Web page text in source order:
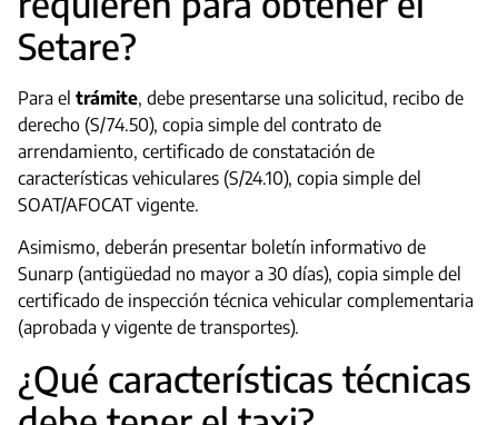
Setare?
Para el trámite, debe presentarse una solicitud, recibo de
derecho (S/74.50), copia simple del contrato de
arrendamiento, certificado de constatación de
características vehiculares (S/24.10), copia simple del
SOAT/AFOCAT vigente.
Asimismo, deberán presentar boletín informativo de
Sunarp (antigüedad no mayor a 30 días), copia simple del
certificado de inspección técnica vehicular complementaria
(aprobada y vigente de transportes).
¿Qué características técnicas